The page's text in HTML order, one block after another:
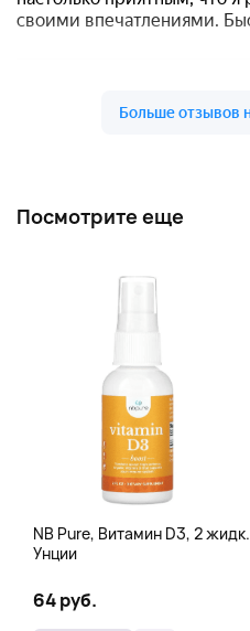
Посмотрите еще
NB Pure, Витамин D3, 2 жидк.
Унции
64 руб.